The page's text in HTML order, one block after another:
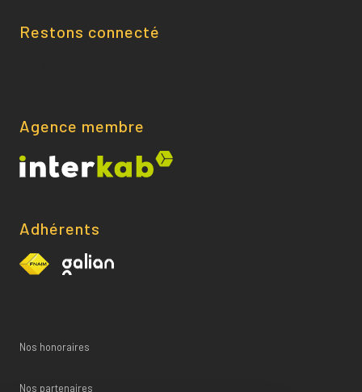
Restons connecté
Agence membre
Adhérents
Nos honoraires
Nos partenaires